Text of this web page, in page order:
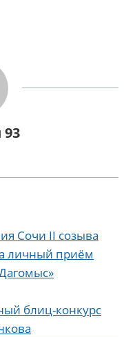
93
Сочи II созыва
личный приём
блиц-конкурс